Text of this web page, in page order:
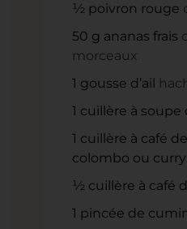
½ poivron rouge
50 g ananas frais
morceaux
1 gousse d’ail
1 cuillère à soupe
1 cuillère à café
colombo ou
½ cuillère à café
1 pincée de